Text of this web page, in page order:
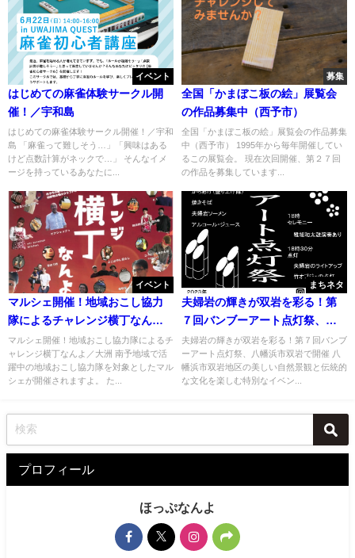
イベント
はじめての麻雀体験サークル開
催！／宇和島
はじめての麻雀体験サークル開催！／宇和
島 「麻雀って難しそう…」「興味はある
けど点数計算がネックで…」 そんなイメ
ージを持っているあなたに...
募集
全国「かまぼこ板の絵」展覧会
の作品募集中（西予市）
全国「かまぼこ板の絵」展覧会の作品募集
中（西予市） 1995年から毎年開催してい
るこの展覧会。 現在次回開催、第２７回
の作品を募集しています...
イベント
マルシェ開催！地域おこし協力
隊によるチャレンジ横丁なんよ
／大洲
マルシェ開催！地域おこし協力隊によるチ
ャレンジ横丁なんよ／大洲 南予地域で活
躍中の地域おこし協力隊を対象としたマル
シェが開催されますよ。 た...
まちネタ
夫婦岩の輝きが双岩を彩る！第
７回バンブーアート点灯祭、八
幡浜市双岩で開催
夫婦岩の輝きが双岩を彩る！第７回バンブ
ーアート点灯祭、八幡浜市双岩で開催 八
幡浜市双岩地区の美しい自然景観と伝統的
な文化を楽しむ特別なイベン...
プロフィール
ほっぷなんよ